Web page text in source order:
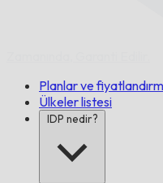
Planlar ve
Ülkeler listesi
IDP nedir?